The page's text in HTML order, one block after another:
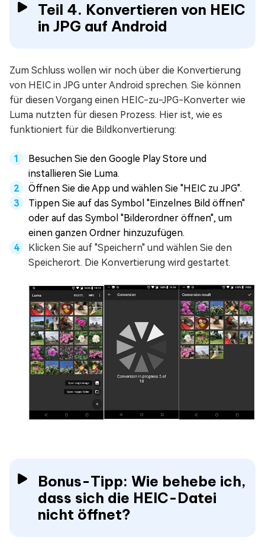
Teil 4. Konvertieren von HEIC
in JPG auf Android
Zum Schluss wollen wir noch über die Konvertierung
von HEIC in JPG unter Android sprechen. Sie können
für diesen Vorgang einen HEIC-zu-JPG-Konverter wie
Luma nutzten für diesen Prozess. Hier ist, wie es
funktioniert für die Bildkonvertierung:
Besuchen Sie den Google Play Store und
installieren Sie Luma.
Öffnen Sie die App und wählen Sie "HEIC zu JPG".
Tippen Sie auf das Symbol "Einzelnes Bild öffnen"
oder auf das Symbol "Bilderordner öffnen", um
einen ganzen Ordner hinzuzufügen.
Klicken Sie auf "Speichern" und wählen Sie den
Speicherort. Die Konvertierung wird gestartet.
Bonus-Tipp: Wie behebe ich,
dass sich die HEIC-Datei
nicht öffnet?